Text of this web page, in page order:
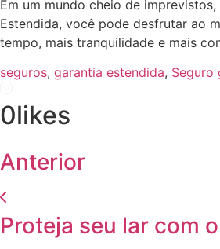
Em um mundo cheio de
Estendida, você pode desfrutar ao
tempo, mais tranquilidade e mais
seguros, garantia estendida, Seguro
0likes
Anterior
Proteja seu lar com